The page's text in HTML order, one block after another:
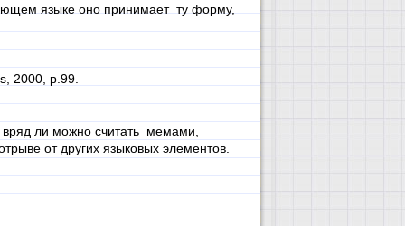
языке оно принимает ту форму,
2000, p.99.
ли можно считать мемами,
от других языковых элементов.